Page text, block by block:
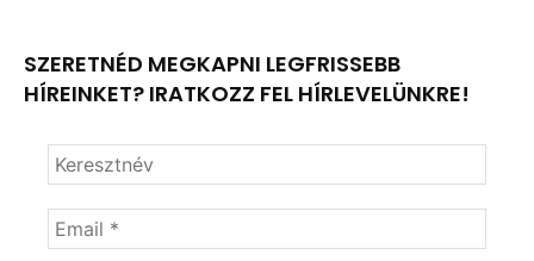
SZERETNÉD MEGKAPNI LEGFRISSEBB
HÍREINKET? IRATKOZZ FEL HÍRLEVELÜNKRE!